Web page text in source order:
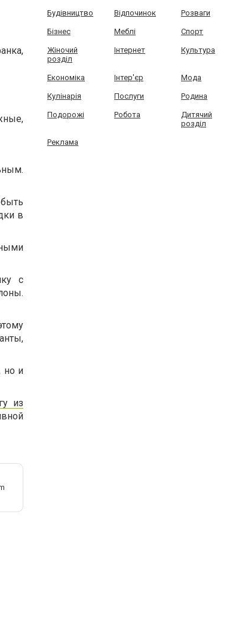
в
с
но и
из
Будівництво Відпочинок Розваги
Бізнес Меблі Спорт
Жіночий
розділ
Інтернет Культура
Економіка Інтер'єр Мода
Кулінарія Послуги Родина
Подорожі Робота
Дитячий
розділ
Реклама